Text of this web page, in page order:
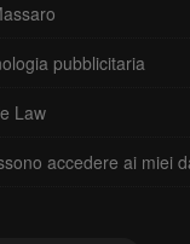
pubblicitaria
Law
accedere ai miei